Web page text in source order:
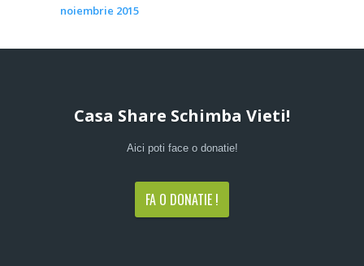
noiembrie 2015
Casa Share Schimba Vieti!
Aici poti face o donatie!
FA O DONATIE !